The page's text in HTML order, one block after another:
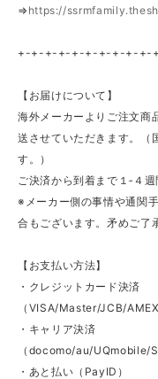
⇒ https://
+-+-+-+-+-+-+-+-+-+-
【お届けについて】
海外メーカーよりご注文商
送させていただきます。（
す。）
ご決済から到着まで１‐４
※メーカー側の事情や通関
合もございます。矛めご了
【お支払い方法】
・クレジットカード決済
（VISA/Master/JCB/AMEX
・キャリア決済
（docomo/au/UQmobile/
・あと払い（PayID）